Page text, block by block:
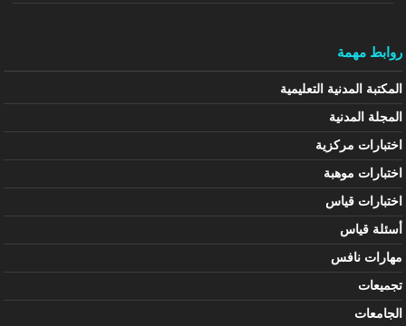
روابط مهمة
المكتبة المدنية التعليمية
المجلة المدنية
اختبارات مركزية
اختبارات موهبة
اختبارات قياس
أسئلة قياس
مهارات نافس
تجميعات
الجامعات